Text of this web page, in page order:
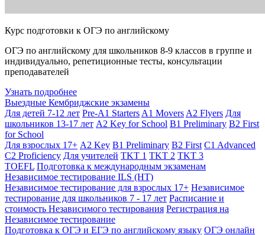
Курс подготовки к ОГЭ по английскому
ОГЭ по английскому для школьников 8-9 классов в группе и
индивидуально, репетиционные тесты, консультации
преподавателей
Узнать подробнее
Выездные Кембриджские экзамены
Для детей 7-12 лет Pre-A1 Starters A1 Movers A2 Flyers Для
школьников 13-17 лет A2 Key for School B1 Preliminary B2 First
for School
Для взрослых 17+ A2 Key B1 Preliminary B2 First C1 Advanced
C2 Proficiency Для учителей TKT 1 TKT 2 TKT 3
TOEFL Подготовка к международным экзаменам
Независимое тестирование ILS (НТ)
Независимое тестирование для взрослых 17+ Независимое
тестирование для школьников 7 - 17 лет Расписание и
стоимость Независимого тестирования Регистрация на
Независимое тестирование
Подготовка к ОГЭ и ЕГЭ по английскому языку ОГЭ онлайн